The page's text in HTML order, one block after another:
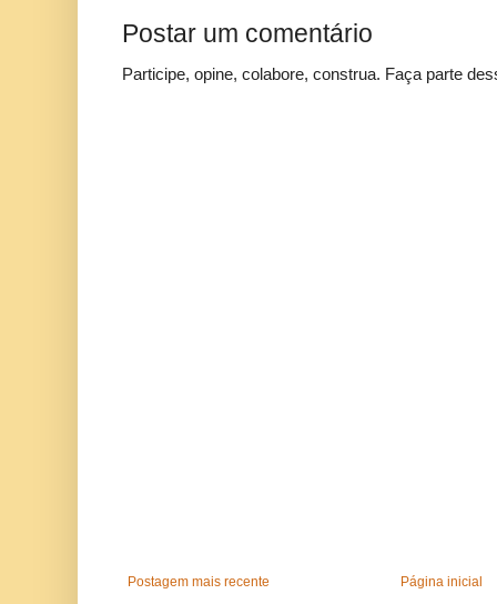
Postar um comentário
Participe, opine, colabore, construa. Faça parte
Postagem mais recente Página inicial